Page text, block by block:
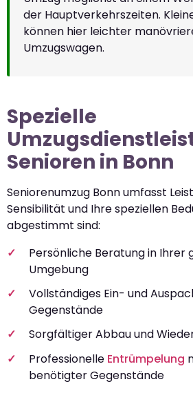
der Hauptverkehrszeiten.
können hier leichter
Umzugswagen.
Spezielle
Senioren in Bonn
Seniorenumzug Bonn umfasst
Sensibilität und Ihre speziellen
abgestimmt sind:
Persönliche Beratung in Ihrer
Umgebung
Vollständiges Ein- und
Gegenstände
Sorgfältiger Abbau und
Professionelle Entrümpelung
benötigter Gegenstände